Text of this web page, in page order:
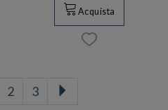
Acquista
2 3